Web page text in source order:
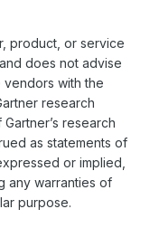
product, or service
does not advise
with the
research
research
as statements of
or implied,
any warranties of
purpose.